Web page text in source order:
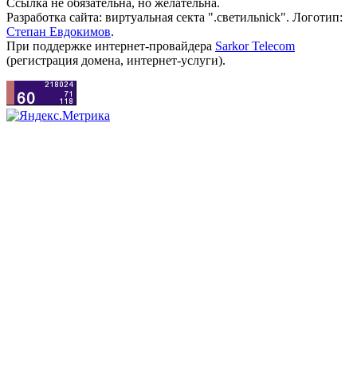
Ссылка не обязательна, но желательна.
Разработка сайта: виртуальная секта ".светильnick". Логотип:
Степан Евдокимов.
При поддержке интернет-провайдера Sarkor Telecom
(регистрация домена, интернет-услуги).